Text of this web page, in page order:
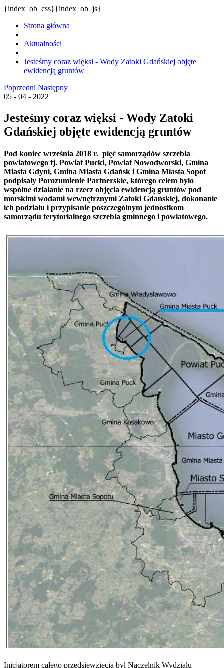
{index_ob_css}{index_ob_js}
Strona główna
Aktualności
Jesteśmy coraz więksi - Wody Zatoki Gdańskiej objęte
ewidencją gruntów
Poprzedni Następny
05 - 04 - 2022
Jesteśmy coraz więksi - Wody Zatoki
Gdańskiej objęte ewidencją gruntów
Pod koniec września 2018 r. pięć samorządów szczebla
powiatowego tj. Powiat Pucki, Powiat Nowodworski, Gmina
Miasta Gdyni, Gmina Miasta Gdańsk i Gmina Miasta Sopot
podpisały Porozumienie Partnerskie, którego celem było
wspólne działanie na rzecz objęcia ewidencją gruntów pod
morskimi wodami wewnętrznymi Zatoki Gdańskiej, dokonanie
ich podziału i przypisanie poszczególnym jednostkom
samorządu terytorialnego szczebla gminnego i powiatowego.
Inicjatorem całego przedsięwzięcia był Naczelnik Wydziału